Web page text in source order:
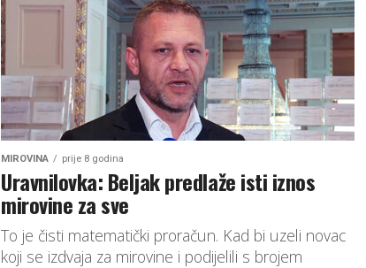
MIROVINA prije 8 godina
Uravnilovka: Beljak predlaže isti iznos
mirovine za sve
To je čisti matematički proračun. Kad bi uzeli novac
koji se izdvaja za mirovine i podijelili s brojem